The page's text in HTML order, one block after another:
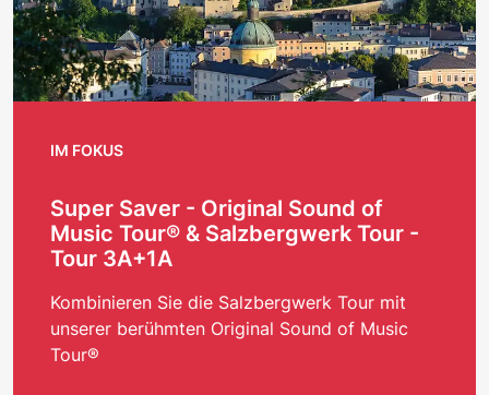
IM FOKUS
Super Saver - Original Sound of
Music Tour® & Salzbergwerk Tour -
Tour 3A+1A
Kombinieren Sie die Salzbergwerk Tour mit
unserer berühmten Original Sound of Music
Tour®